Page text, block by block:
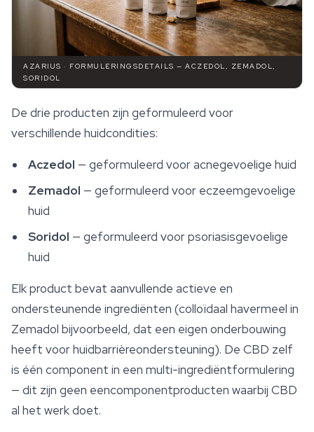
AZARIUS · FORMULERINGSDETAILS — ACZEDOL, ZEMADOL,
SORIDOL
De drie producten zijn geformuleerd voor
verschillende huidcondities:
Aczedol — geformuleerd voor acnegevoelige huid
Zemadol — geformuleerd voor eczeemgevoelige
huid
Soridol — geformuleerd voor psoriasisgevoelige
huid
Elk product bevat aanvullende actieve en
ondersteunende ingrediënten (colloïdaal havermeel in
Zemadol bijvoorbeeld, dat een eigen onderbouwing
heeft voor huidbarrièreondersteuning). De CBD zelf
is één component in een multi-ingrediëntformulering
— dit zijn geen eencomponentproducten waarbij CBD
al het werk doet.